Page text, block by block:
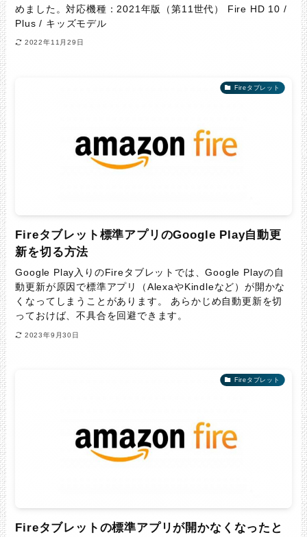
めました。対応機種：2021年版（第11世代） Fire HD 10 /
Plus / キッズモデル
2022年11月29日
Fireタブレット
Fireタブレット標準アプリのGoogle Play自動更
新を切る方法
Google Play入りのFireタブレットでは、Google Playの自
動更新が原因で標準アプリ（AlexaやKindleなど）が開かな
くなってしまうことがあります。 あらかじめ自動更新を切
っておけば、不具合を回避できます。
2023年9月30日
Fireタブレット
Fireタブレットの標準アプリが開かなくなったと